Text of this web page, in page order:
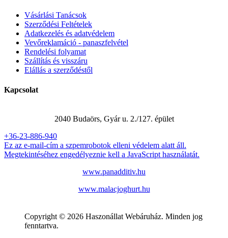
Vásárlási Tanácsok
Szerződési Feltételek
Adatkezelés és adatvédelem
Vevőreklamáció - panaszfelvétel
Rendelési folyamat
Szállítás és visszáru
Elállás a szerződéstől
Kapcsolat
2040 Budaörs, Gyár u. 2./127. épület
+36-23-886-940
Ez az e-mail-cím a szpemrobotok elleni védelem alatt áll.
Megtekintéséhez engedélyeznie kell a JavaScript használatát.
www.panadditiv.hu
www.malacjoghurt.hu
Copyright © 2026 Haszonállat Webáruház. Minden jog
fenntartva.